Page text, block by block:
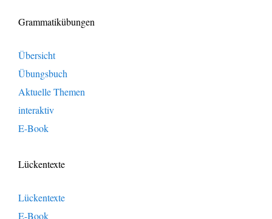
Grammatikübungen
Übersicht
Übungsbuch
Aktuelle Themen
interaktiv
E-Book
Lückentexte
Lückentexte
E-Book